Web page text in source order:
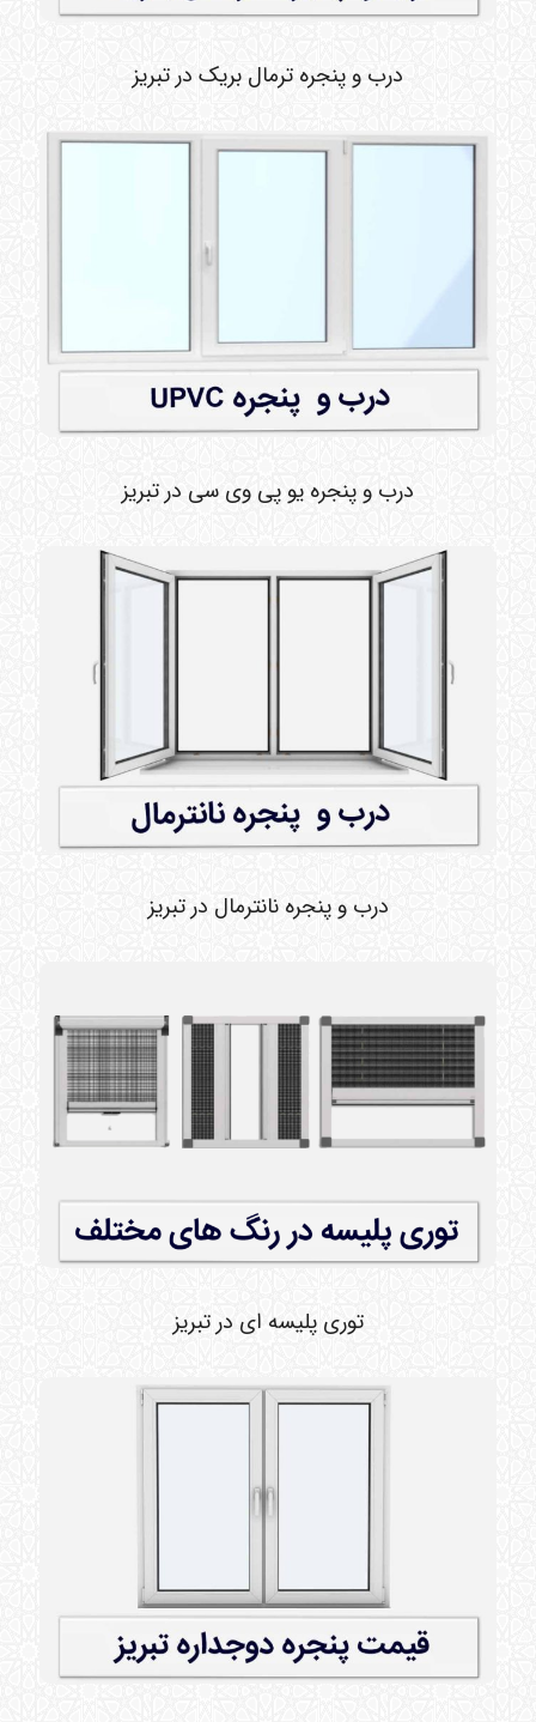
درب و پنجره ترمال بریک در تبریز
درب و پنجره یو پی وی سی در تبریز
درب و پنجره نانترمال در تبریز
توری پلیسه ای در تبریز